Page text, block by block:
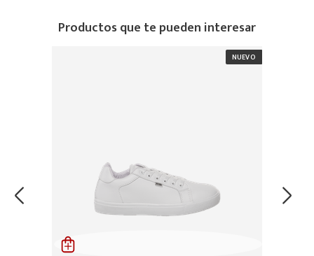
Productos que te pueden interesar